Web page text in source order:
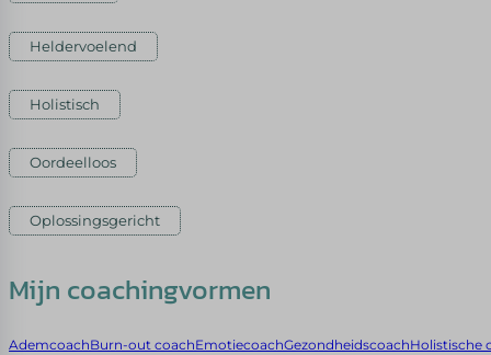
Heldervoelend
Holistisch
Oordeelloos
Oplossingsgericht
Mijn coachingvormen
AdemcoachBurn-out coachEmotiecoachGezondheidscoachHolistische